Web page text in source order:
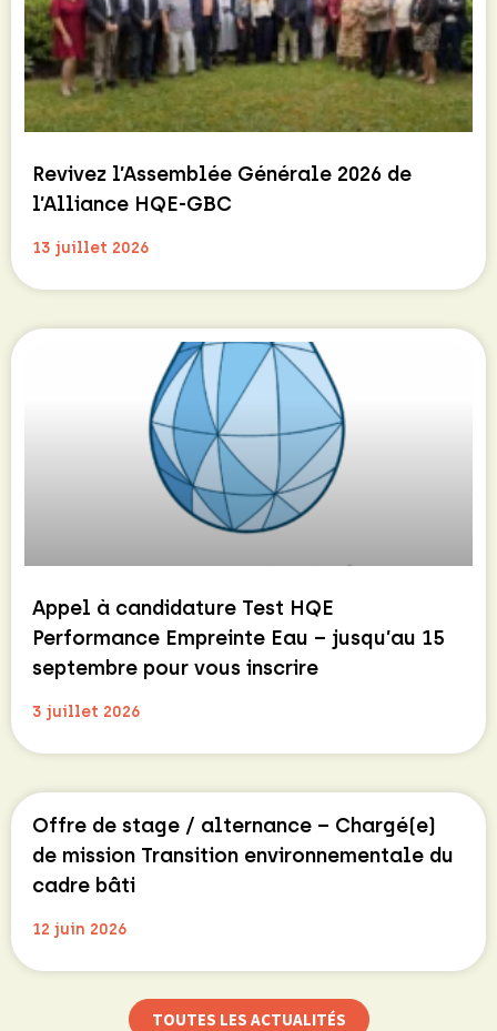
Revivez l’Assemblée Générale 2026 de
l’Alliance HQE-GBC
13 juillet 2026
Appel à candidature Test HQE
Performance Empreinte Eau – jusqu’au 15
septembre pour vous inscrire
3 juillet 2026
Offre de stage / alternance – Chargé(e)
de mission Transition environnementale du
cadre bâti
12 juin 2026
TOUTES LES ACTUALITÉS